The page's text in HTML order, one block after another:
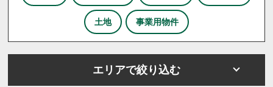
土地 事業用物件
エリアで絞り込む